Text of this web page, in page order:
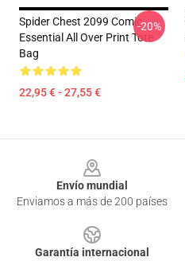
Spider Chest 2099 Comic
Essential All Over Print Tote
Bag
22,95 € - 27,55 €
-20%
Envío mundial
Enviamos a más de 200 países
Garantía internacional